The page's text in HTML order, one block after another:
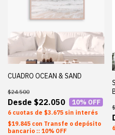
CUADRO OCEAN & SAND
$22.050
$24.500
10% OFF
6 $3.675 sin interés
$19.845 con Transfe o depósito
bancario :: 10% OFF
6